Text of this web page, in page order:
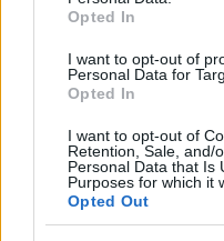
Opted In
I want to opt-out of
Personal Data for
Opted In
I want to opt-out of
Retention, Sale, and/
Personal Data that Is
Purposes for which it
Opted Out
Szín:
Üzemanyag: Elektromos
12 500 000 Ft